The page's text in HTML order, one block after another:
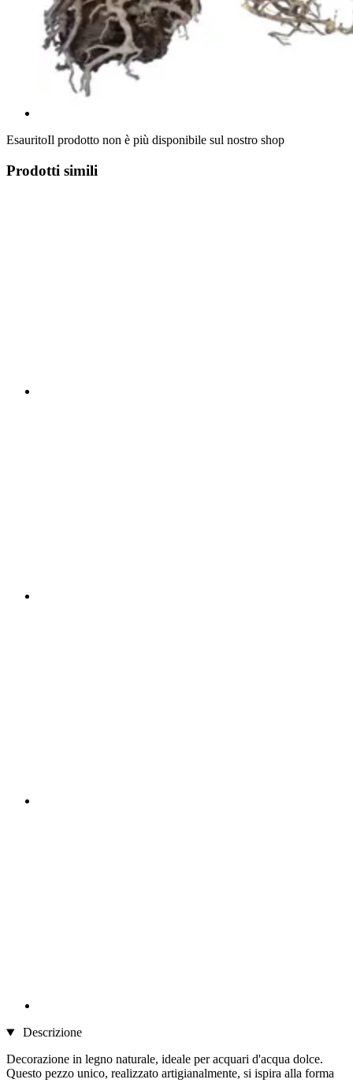
EsauritoIl prodotto non è più disponibile sul nostro shop
Prodotti simili
Descrizione
Decorazione in legno naturale, ideale per acquari d'acqua dolce.
Questo pezzo unico, realizzato artigianalmente, si ispira alla forma